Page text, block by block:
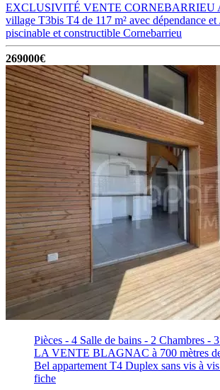
EXCLUSIVITÉ VENTE CORNEBARRIEU
village T3bis T4 de 117 m² avec dépendance et
piscinable et constructible Cornebarrieu
269000€
Pièces - 4 Salle de bains - 2 Chambres - 3
LA VENTE BLAGNAC à 700 mètres
Bel appartement T4 Duplex sans vis à
fiche